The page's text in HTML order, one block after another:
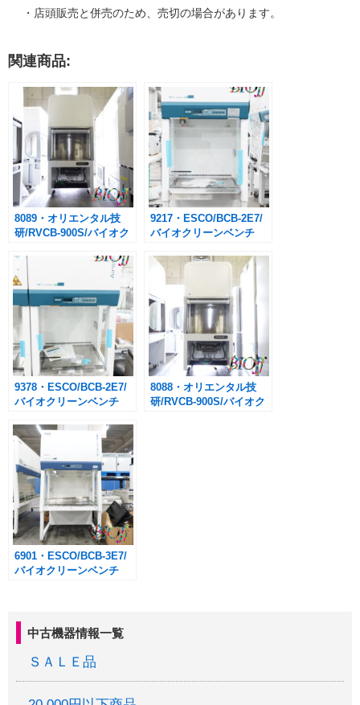
中古機器情報一覧
ＳＡＬＥ品
・店頭販売と併売のため、売切の場合があります。
関連商品:
8089・オリエンタル技
研/RVCB-900S/バイオク
プ
9217・ESCO/BCB-2E7/
バイオクリーンベンチ
9378・ESCO/BCB-2E7/
バイオクリーンベンチ
8088・オリエンタル技
研/RVCB-900S/バイオク
6901・ESCO/BCB-3E7/
バイオクリーンベンチ